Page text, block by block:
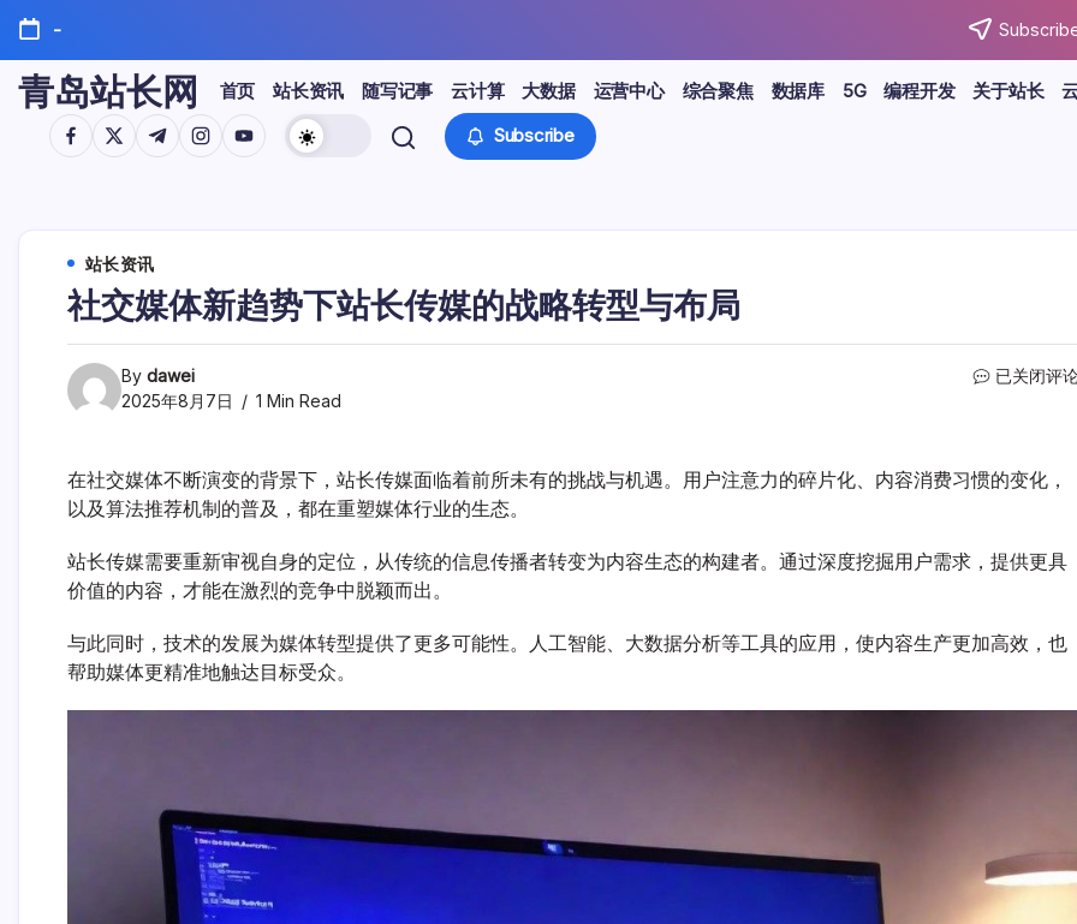
Skip
content
-
青岛站长网 首页 站长资讯 随写记事 云计算 大数据 运营中心 综合聚焦 数据库 5G 编程开发 关于站长
https://www.facebook.com/
https://twitter.com/
https://t.me/
https://www.instagram.com/
https://youtube.com/ Subscribe
站长资讯
社交媒体新趋势下站长传媒的战略转型与布局
By dawei
2025年8月7日
1 Min Read
社
新
下
站
媒
局
已关闭评
在社交媒体不断演变的背景下，站长传媒面临着前所未有的挑战与机遇。用户注意力的碎片化、内容消费习惯的变化，
以及算法推荐机制的普及，都在重塑媒体行业的生态。
站长传媒需要重新审视自身的定位，从传统的信息传播者转变为内容生态的构建者。通过深度挖掘用户需求，提供更具
价值的内容，才能在激烈的竞争中脱颖而出。
与此同时，技术的发展为媒体转型提供了更多可能性。人工智能、大数据分析等工具的应用，使内容生产更加高效，也
帮助媒体更精准地触达目标受众。